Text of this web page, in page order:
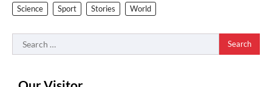
Science
Sport Stories World
Search
for: